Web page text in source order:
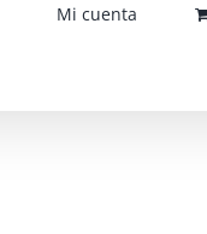
Mi cuenta